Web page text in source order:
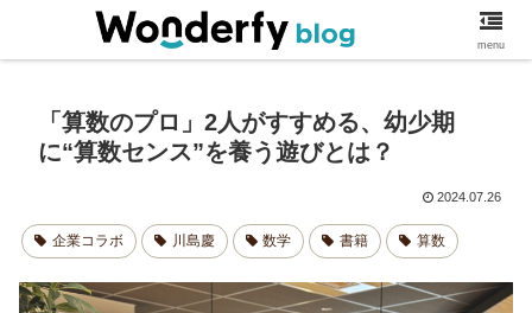
ワンダーファイブログ
「算数のプロ」2人がすすめる、幼少期
に“算数センス”を養う遊びとは？
2024.07.26
企業コラボ 川島慶 数学 書籍 算数
menu